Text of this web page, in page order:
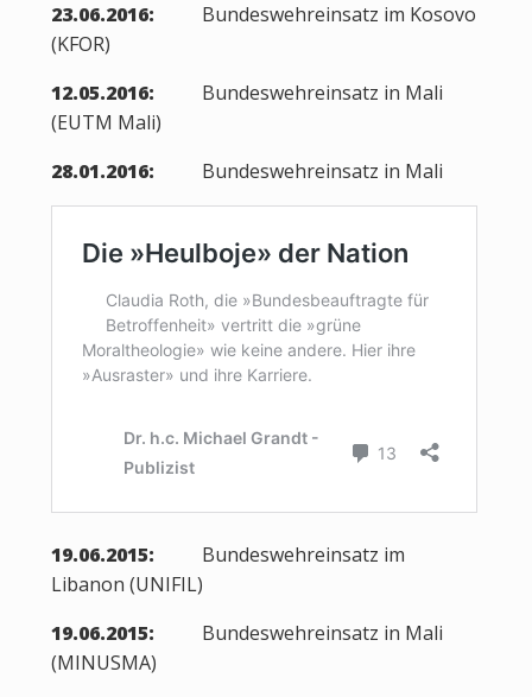
23.06.2016: Bundeswehreinsatz im Kosovo
(KFOR)
12.05.2016: Bundeswehreinsatz in Mali
(EUTM Mali)
28.01.2016: Bundeswehreinsatz in Mali
19.06.2015: Bundeswehreinsatz im
Libanon (UNIFIL)
19.06.2015: Bundeswehreinsatz in Mali
(MINUSMA)